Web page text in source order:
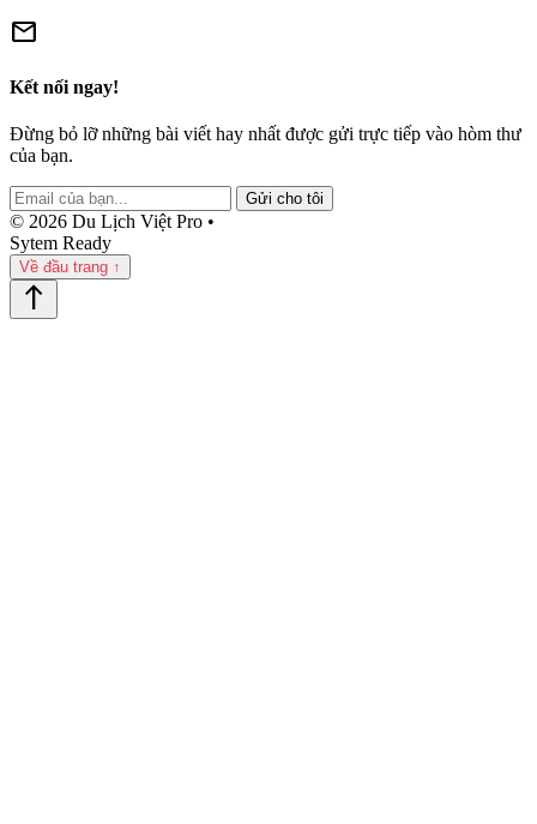
mail
Kết nối ngay!
Đừng bỏ lỡ những bài viết hay nhất được gửi trực tiếp vào hòm thư
của bạn.
Gửi cho tôi
© 2026 Du Lịch Việt Pro •
Sytem Ready
Về đầu trang ↑
north